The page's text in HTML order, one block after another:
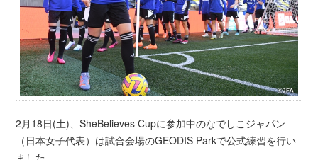
2月18日(土)、SheBelieves Cupに参加中のなでしこジャパン
（日本女子代表）は試合会場のGEODIS Parkで公式練習を行い